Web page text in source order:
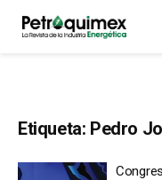
Etiqueta: Pedro